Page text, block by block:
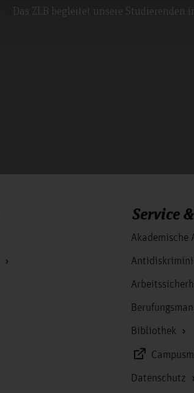
Das ZLB begleitet unsere
Service
Akademische
Bibliothek
Datenschutz